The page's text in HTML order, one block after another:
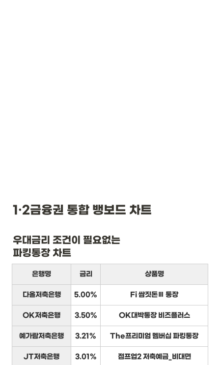
1·2금융권 통합 뱅보드 차트
우대금리 조건이 필요없는
파킹통장 차트
은행명 금리 상품명
다올저축은행 5.00% Fi 쌈짓돈Ⅲ 통장
OK저축은행 3.50% OK대박통장 비즈플러스
예가람저축은행 3.21% The프리미엄 멤버십 파킹통장
JT저축은행 3.01% 점프업2 저축예금_비대면